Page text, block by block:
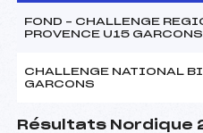
FOND – CHALLENGE
PROVENCE U15 GARCONS
CHALLENGE NATIONAL
GARCONS
Résultats Nordique